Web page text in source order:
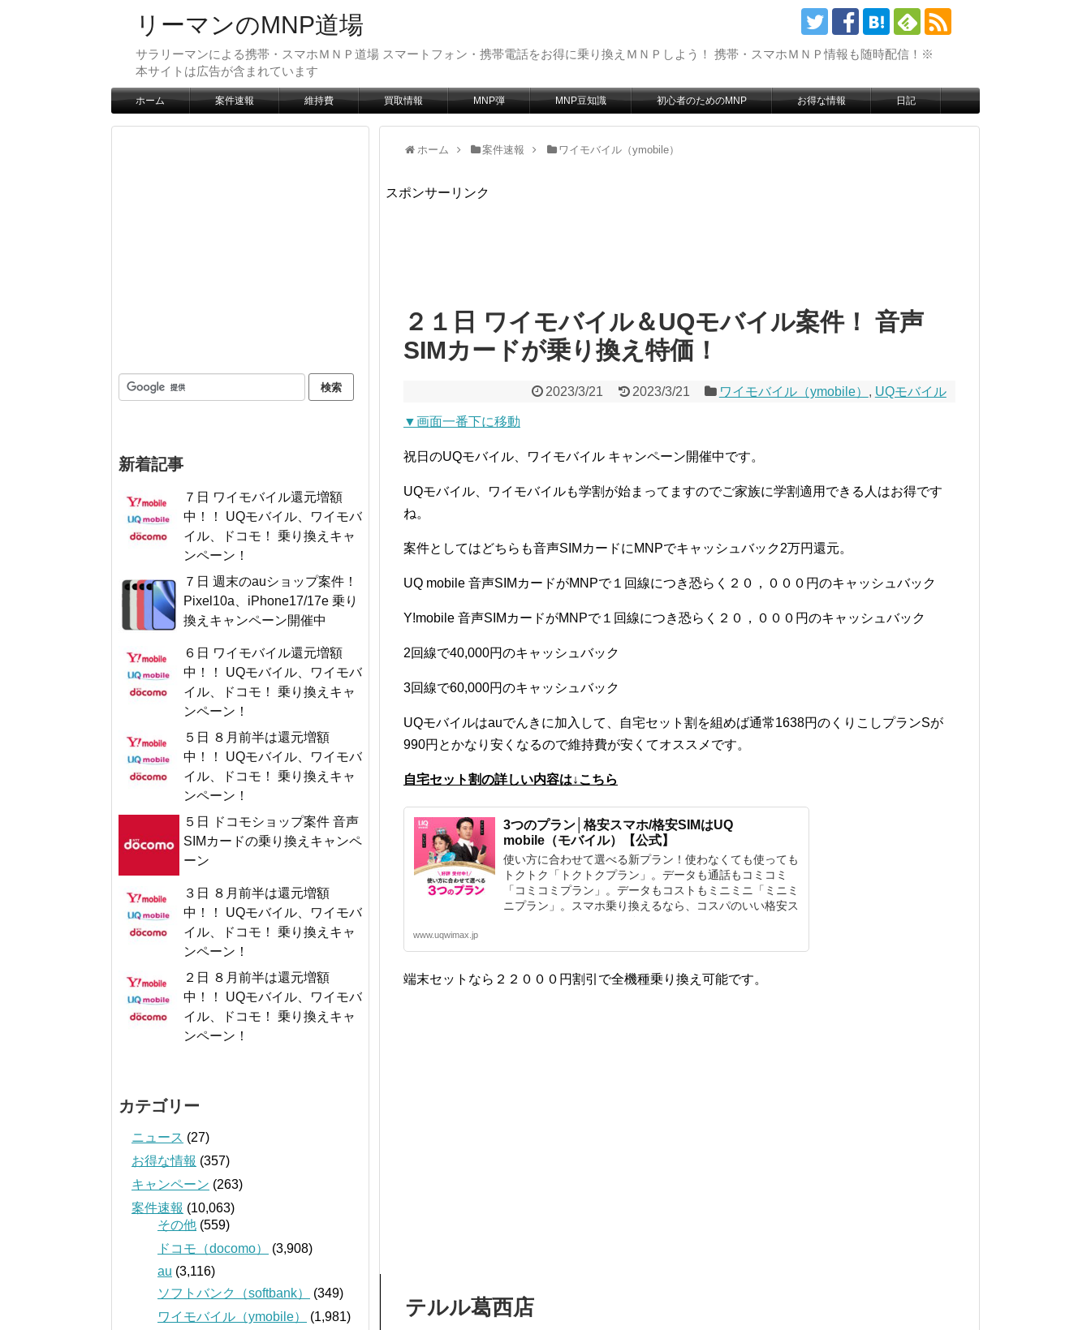
リーマンのMNP道場
サラリーマンによる携帯・スマホＭＮＰ道場 スマートフォン・携帯電話をお得に乗り換えＭＮＰしよう！ 携帯・スマホＭＮＰ情報も随時配信！※
本サイトは広告が含まれています
ホーム 案件速報 維持費 買取情報 MNP弾 MNP豆知識 初心者のためのMNP お得な情報 日記
ホーム 案件速報 ワイモバイル（ymobile）
スポンサーリンク
２１日 ワイモバイル＆UQモバイル案件！ 音声
SIMカードが乗り換え特価！
2023/3/21 2023/3/21 ワイモバイル（ymobile） , UQモバイル
▼画面一番下に移動
祝日のUQモバイル、ワイモバイル キャンペーン開催中です。
UQモバイル、ワイモバイルも学割が始まってますのでご家族に学割適用できる人はお得です
ね。
案件としてはどちらも音声SIMカードにMNPでキャッシュバック2万円還元。
UQ mobile 音声SIMカードがMNPで１回線につき恐らく２０，０００円のキャッシュバック
Y!mobile 音声SIMカードがMNPで１回線につき恐らく２０，０００円のキャッシュバック
2回線で40,000円のキャッシュバック
3回線で60,000円のキャッシュバック
UQモバイルはauでんきに加入して、自宅セット割を組めば通常1638円のくりこしプランSが
990円とかなり安くなるので維持費が安くてオススメです。
自宅セット割の詳しい内容は↓こちら
3つのプラン│格安スマホ/格安SIMはUQ
mobile（モバイル）【公式】
使い方に合わせて選べる新プラン！使わなくても使っても
トクトク「トクトクプラン」。データも通話もコミコミ
「コミコミプラン」。データもコストもミニミニ「ミニミ
ニプラン」。スマホ乗り換えるなら、コスパのいい格安ス
www.uqwimax.jp
端末セットなら２２０００円割引で全機種乗り換え可能です。
テルル葛西店
新着記事
７日 ワイモバイル還元増額
中！！ UQモバイル、ワイモバ
イル、ドコモ！ 乗り換えキャ
ンペーン！
７日 週末のauショップ案件！
Pixel10a、iPhone17/17e 乗り
換えキャンペーン開催中
６日 ワイモバイル還元増額
中！！ UQモバイル、ワイモバ
イル、ドコモ！ 乗り換えキャ
ンペーン！
５日 ８月前半は還元増額
中！！ UQモバイル、ワイモバ
イル、ドコモ！ 乗り換えキャ
ンペーン！
５日 ドコモショップ案件 音声
SIMカードの乗り換えキャンペ
ーン
３日 ８月前半は還元増額
中！！ UQモバイル、ワイモバ
イル、ドコモ！ 乗り換えキャ
ンペーン！
２日 ８月前半は還元増額
中！！ UQモバイル、ワイモバ
イル、ドコモ！ 乗り換えキャ
ンペーン！
カテゴリー
ニュース (27)
お得な情報 (357)
キャンペーン (263)
案件速報 (10,063)
その他 (559)
ドコモ（docomo）
(3,908)
au (3,116)
ソフトバンク（softbank）
(349)
ワイモバイル（ymobile）
(1,981)